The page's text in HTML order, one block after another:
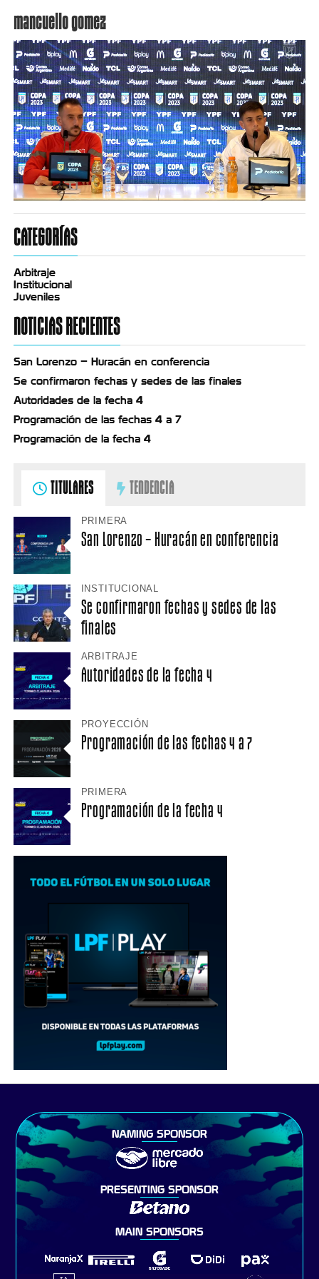
mancuello gomez
CATEGORÍAS
Arbitraje
Institucional
Juveniles
NOTICIAS RECIENTES
San Lorenzo – Huracán en conferencia
Se confirmaron fechas y sedes de las finales
Autoridades de la fecha 4
Programación de las fechas 4 a 7
Programación de la fecha 4
TITULARES TENDENCIA
PRIMERA
San Lorenzo – Huracán en conferencia
INSTITUCIONAL
Se confirmaron fechas y sedes de las
finales
ARBITRAJE
Autoridades de la fecha 4
PROYECCIÓN
Programación de las fechas 4 a 7
PRIMERA
Programación de la fecha 4
NAMING SPONSOR
PRESENTING SPONSOR
MAIN SPONSORS